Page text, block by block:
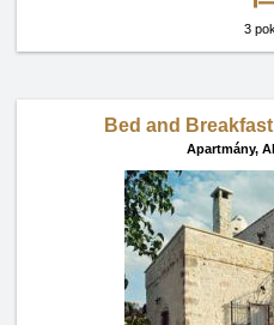
3
Bed and
Apartmány,